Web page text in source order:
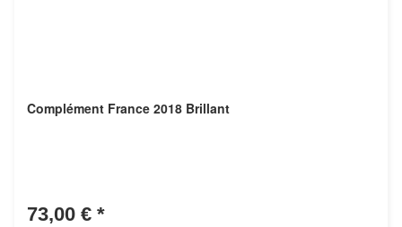
Complément France 2018 Brillant
73,00 € *